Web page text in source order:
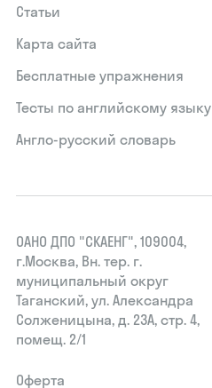
Статьи
Карта сайта
Бесплатные упражнения
Тесты по английскому языку
Англо-русский словарь
ОАНО ДПО "СКАЕНГ", 109004,
г.Москва, Вн. тер. г.
муниципальный округ
Таганский, ул. Александра
Солженицына, д. 23А, стр. 4,
помещ. 2/1
Оферта